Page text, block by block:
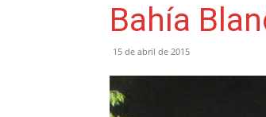
Bahía
15 de abril de 2015